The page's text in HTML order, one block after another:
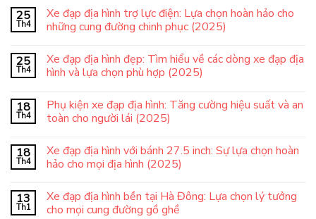
25
Th4
Xe đạp địa hình trợ lực điện: Lựa chọn hoàn hảo cho
những cung đường chinh phục (2025)
25
Th4
Xe đạp địa hình đẹp: Tìm hiểu về các dòng xe đạp địa
hình và lựa chọn phù hợp (2025)
18
Th4
Phụ kiện xe đạp địa hình: Tăng cường hiệu suất và an
toàn cho người lái (2025)
18
Th4
Xe đạp địa hình với bánh 27.5 inch: Sự lựa chọn hoàn
hảo cho mọi địa hình (2025)
13
Th1
Xe đạp địa hình bền tại Hà Đông: Lựa chọn lý tưởng
cho mọi cung đường gồ ghề